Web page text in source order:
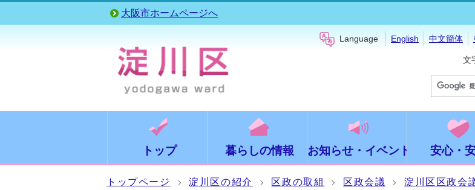
大阪市ホームページへ
Language English 中文簡体
文
トップ 暮らしの情報 お知らせ・イベント 安心・
トップページ 淀川区の紹介 区政の取組 区政会議
淀川区区政会